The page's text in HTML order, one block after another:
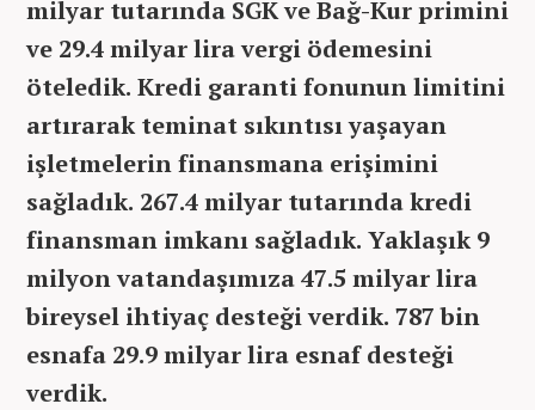
milyar tutarında SGK ve Bağ-Kur primini
ve 29.4 milyar lira vergi ödemesini
öteledik. Kredi garanti fonunun limitini
artırarak teminat sıkıntısı yaşayan
işletmelerin finansmana erişimini
sağladık. 267.4 milyar tutarında kredi
finansman imkanı sağladık. Yaklaşık 9
milyon vatandaşımıza 47.5 milyar lira
bireysel ihtiyaç desteği verdik. 787 bin
esnafa 29.9 milyar lira esnaf desteği
verdik.